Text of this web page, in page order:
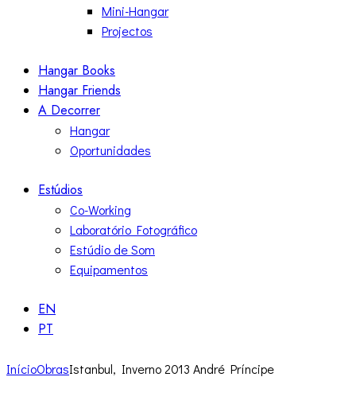
Mini-Hangar
Projectos
Hangar Books
Hangar Friends
A Decorrer
Hangar
Oportunidades
Estúdios
Co-Working
Laboratório Fotográfico
Estúdio de Som
Equipamentos
EN
PT
InícioObrasIstanbul, Inverno 2013 André Príncipe